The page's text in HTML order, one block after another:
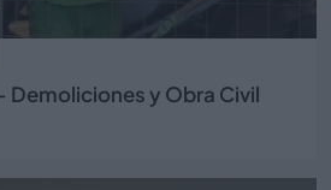
Demoliciones y Obra Civil